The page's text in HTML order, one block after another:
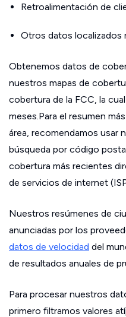
Retroalimentación de
Otros datos localizados
Obtenemos datos de
nuestros mapas de
cobertura de la FCC, la
meses.Para el resumen
área, recomendamos usar
búsqueda por código
cobertura más recientes
de servicios de internet
Nuestros resúmenes de
anunciadas por los
datos de velocidad del
de resultados anuales de
Para procesar nuestros
primero filtramos valores